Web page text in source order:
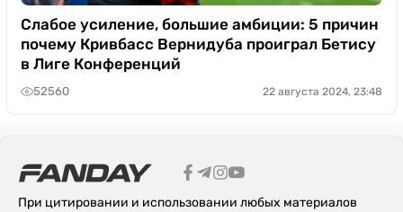
Слабое усиление, большие амбиции: 5 причин
почему Кривбасс Вернидуба проиграл Бетису
в Лиге Конференций
52560 22 августа 2024, 23:48
При цитировании и использовании любых материалов